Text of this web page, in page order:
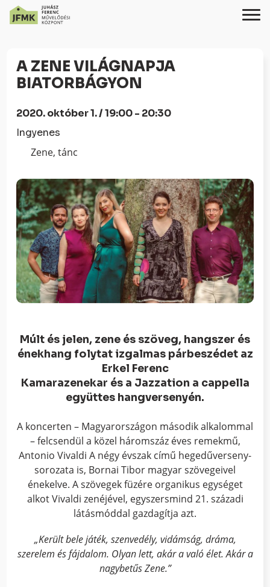
Content
navigációhoz
A ZENE VILÁGNAPJA
BIATORBÁGYON
2020. október 1. / 19:00 - 20:30
Ingyenes
Zene, tánc
Múlt és jelen, zene és szöveg, hangszer és
énekhang folytat izgalmas párbeszédet az
Erkel Ferenc
Kamarazenekar és a Jazzation a cappella
együttes hangversenyén.
A koncerten – Magyarországon második alkalommal
– felcsendül a közel háromszáz éves remekmű,
Antonio Vivaldi A négy évszak című hegedűverseny-
sorozata is, Bornai Tibor magyar szövegeivel
énekelve. A szövegek füzére organikus egységet
alkot Vivaldi zenéjével, egyszersmind 21. századi
látásmóddal gazdagítja azt.
„Került bele játék, szenvedély, vidámság, dráma,
szerelem és fájdalom. Olyan lett, akár a való élet. Akár a
nagybetűs Zene.”